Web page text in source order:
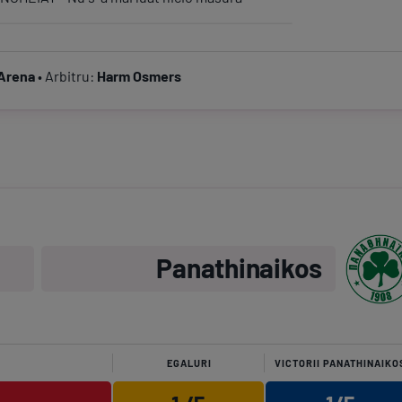
este înlocuit de Anass Zaroury
galben
• Arbitru: Harm Osmers
Panathinaikos
EGALURI VICTORII